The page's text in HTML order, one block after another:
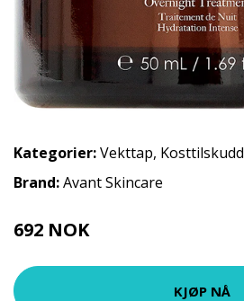
Kategorier:Vekttap, Kosttilskudd
Brand:Avant Skincare
692 NOK
KJØP NÅ